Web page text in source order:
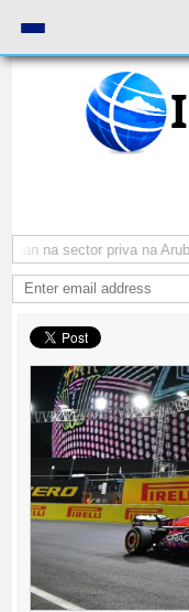
na sector priva na